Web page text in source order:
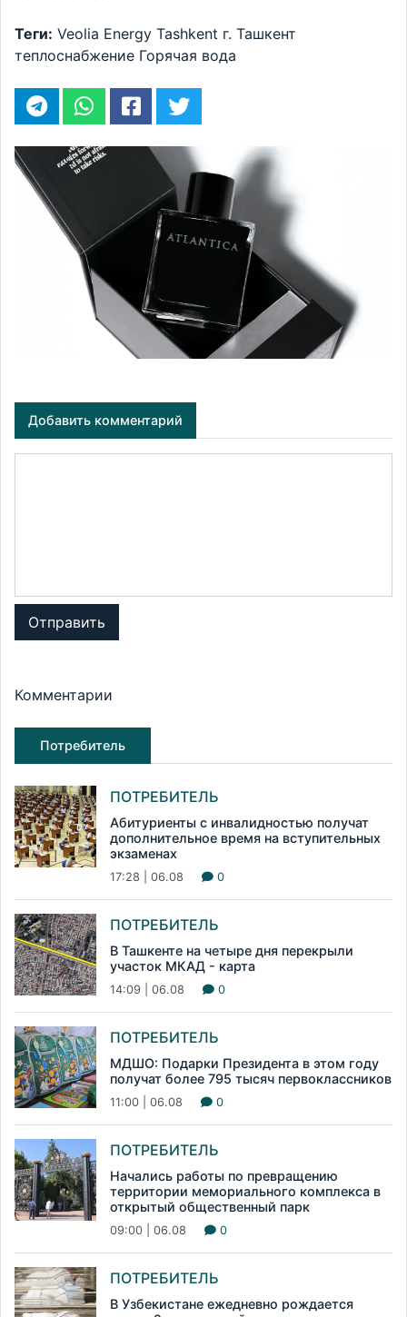
Теги: Veolia Energy Tashkent г. Ташкент
теплоснабжение Горячая вода
Добавить комментарий
Отправить
Комментарии
Потребитель
ПОТРЕБИТЕЛЬ
Абитуриенты с инвалидностью получат
дополнительное время на вступительных
экзаменах
17:28 | 06.08 0
ПОТРЕБИТЕЛЬ
В Ташкенте на четыре дня перекрыли
участок МКАД - карта
14:09 | 06.08 0
ПОТРЕБИТЕЛЬ
МДШО: Подарки Президента в этом году
получат более 795 тысяч первоклассников
11:00 | 06.08 0
ПОТРЕБИТЕЛЬ
Начались работы по превращению
территории мемориального комплекса в
открытый общественный парк
09:00 | 06.08 0
ПОТРЕБИТЕЛЬ
В Узбекистане ежедневно рождается